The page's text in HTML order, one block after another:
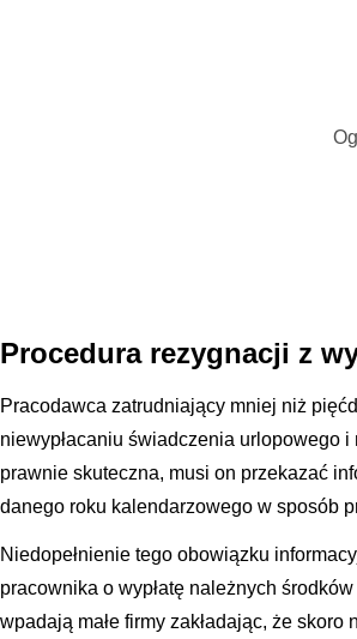
Procedura rezygnacji z
Pracodawca zatrudniający mniej niż
niewypłacaniu świadczenia urlopowego
prawnie skuteczna, musi on przekazać
danego roku kalendarzowego w sposób
Niedopełnienie tego obowiązku
pracownika o wypłatę należnych
wpadają małe firmy zakładając, że